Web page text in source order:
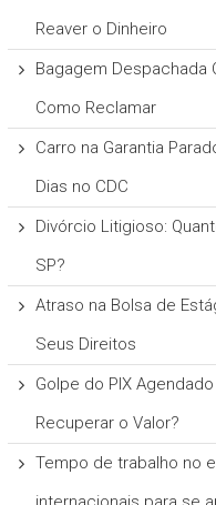
Reaver o Dinheiro
Bagagem Despachada
Como Reclamar
Carro na Garantia
Dias no CDC
Divórcio Litigioso:
SP?
Atraso na Bolsa de
Seus Direitos
Golpe do PIX
Recuperar o Valor?
Tempo de trabalho no